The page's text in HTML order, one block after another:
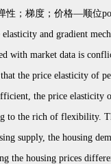
；梯度；价格—顺位
and gradient
with market data is
the price elasticity of
the price
to the rich of flexibility.
supply, the housing
the housing prices